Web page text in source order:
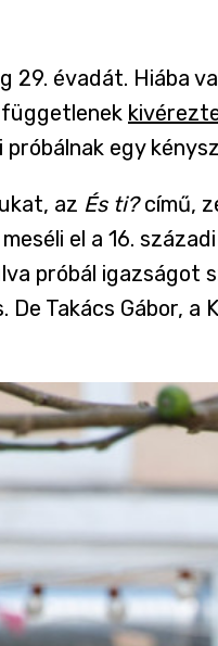
évadát. Hiába
függetlenek
egy
az És ti?című,
el a 16.
próbál igazságot
Takács Gábor, a